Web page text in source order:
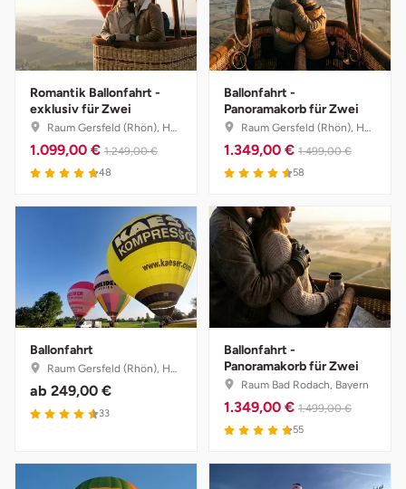
Romantik Ballonfahrt -
exklusiv für Zwei
Raum Gersfeld (Rhön), Hessen
1.099,00 € 1.249,00 €
48
Ballonfahrt -
Panoramakorb für Zwei
Raum Gersfeld (Rhön), Hessen
1.349,00 € 1.499,00 €
58
Ballonfahrt
Raum Gersfeld (Rhön), Hessen
ab 249,00 €
33
Ballonfahrt -
Panoramakorb für Zwei
Raum Bad Rodach, Bayern
1.349,00 € 1.499,00 €
55
Leutkirch
Ludwigslust-Parchim
Löbau
Lübeck
Magdeburg
Mainz
Mecklenburgische Seenplatte